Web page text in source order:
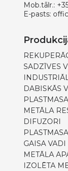
Mob.tālr.:
E-pasts:
SADZĪVES
DABISKĀS
METĀLA
DIFUZORI
GAISA VADI
METĀLA
IZOLĒTA